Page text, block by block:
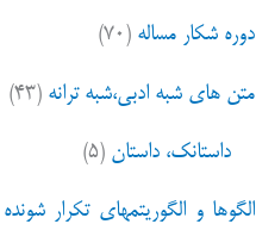
ی
دوره شکار مساله (۷۰)
متن های شبه ادبی،شبه ترانه (۴۳)
داستانک، داستان (۵)
الگوها و الگوریتمهای تکرار